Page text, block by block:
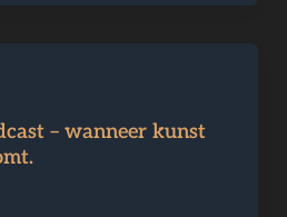
– wanneer kunst